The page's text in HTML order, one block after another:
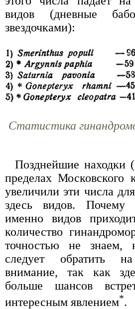
видов (дневные
звездочками):
Статистика
Позднейшие находки
пределах Московского
увеличили эти числа
здесь видов.
именно видов
количество
точностью не знаем,
следует обратить
внимание, так как
больше шансов
интересным явлением*.